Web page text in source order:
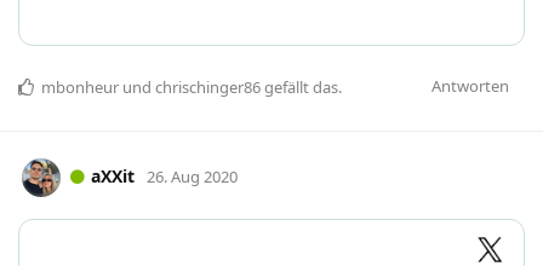
Antworten
mbonheur und chrischinger86gefällt das.
aXXit 26. Aug 2020